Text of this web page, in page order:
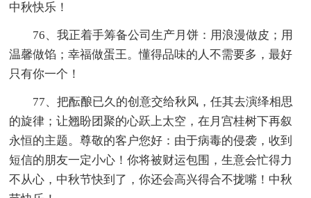
中秋快乐！
76、我正着手筹备公司生产月饼：用浪漫做皮；用
温馨做馅；幸福做蛋王。懂得品味的人不需要多，最好
只有你一个！
77、把酝酿已久的创意交给秋风，任其去演绎相思
的旋律；让翘盼团聚的心跃上太空，在月宫桂树下再叙
永恒的主题。尊敬的客户您好：由于病毒的侵袭，收到
短信的朋友一定小心！你将被财运包围，生意会忙得力
不从心，中秋节快到了，你还会高兴得合不拢嘴！中秋